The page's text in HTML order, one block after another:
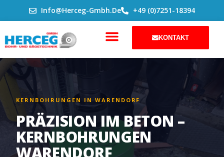
Info@herceg-Gmbh.de +49 (0)7251-18394
KONTAKT
KERNBOHRUNGEN IN WARENDORF
PRÄZISION IM BETON –
KERNBOHRUNGEN
WARENDORF